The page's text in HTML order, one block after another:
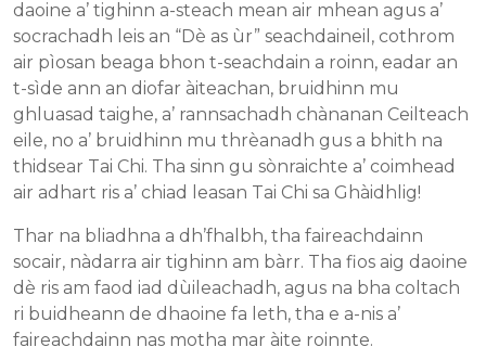
daoine a’ tighinn a-steach mean air mhean agus a’
socrachadh leis an “Dè as ùr” seachdaineil, cothrom
air pìosan beaga bhon t-seachdain a roinn, eadar an
t-sìde ann an diofar àiteachan, bruidhinn mu
ghluasad taighe, a’ rannsachadh chànanan Ceilteach
eile, no a’ bruidhinn mu thrèanadh gus a bhith na
thidsear Tai Chi. Tha sinn gu sònraichte a’ coimhead
air adhart ris a’ chiad leasan Tai Chi sa Ghàidhlig!
Thar na bliadhna a dh’fhalbh, tha faireachdainn
socair, nàdarra air tighinn am bàrr. Tha fios aig daoine
dè ris am faod iad dùileachadh, agus na bha coltach
ri buidheann de dhaoine fa leth, tha e a-nis a’
faireachdainn nas motha mar àite roinnte.